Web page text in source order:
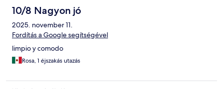
10/8 Nagyon jó
2025. november 11.
Fordítás a Google segítségével
limpio y comodo
Rosa, 1 éjszakás utazás